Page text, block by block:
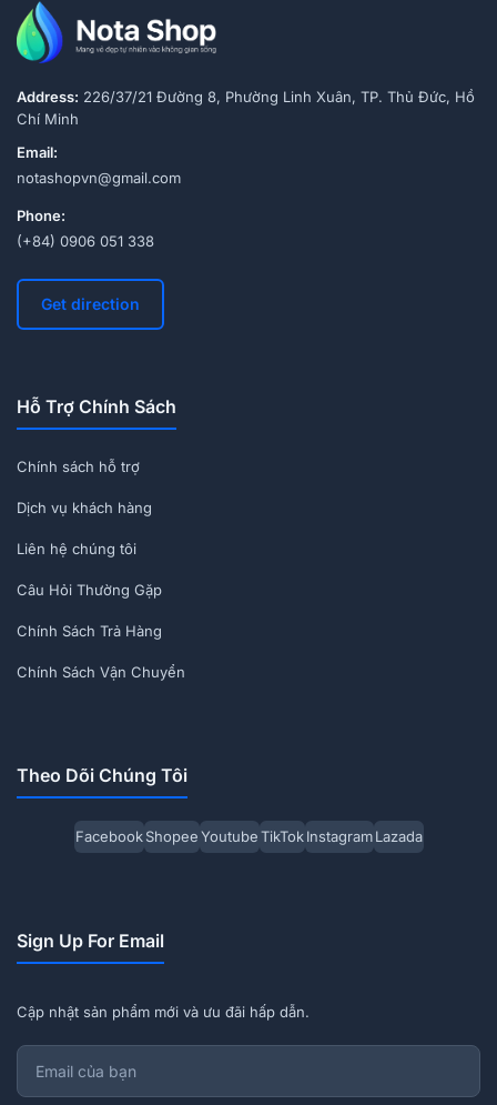
Address: 226/37/21 Đường 8, Phường Linh Xuân, TP. Thủ Đức, Hồ
Chí Minh
Email:
notashopvn@gmail.com
Phone:
(+84) 0906 051 338
Get direction
Hỗ Trợ Chính Sách
Chính sách hỗ trợ
Dịch vụ khách hàng
Liên hệ chúng tôi
Câu Hỏi Thường Gặp
Chính Sách Trả Hàng
Chính Sách Vận Chuyển
Theo Dõi Chúng Tôi
Facebook ShopeeYoutubeTikTok Instagram Lazada
Sign Up For Email
Cập nhật sản phẩm mới và ưu đãi hấp dẫn.